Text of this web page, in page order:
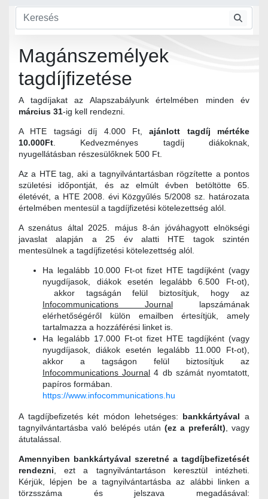
Magánszemélyek
tagdíjfizetése
A tagdíjakat az Alapszabályunk értelmében minden év
március 31-ig kell rendezni.
A HTE tagsági díj 4.000 Ft,ajánlott tagdíj mértéke
10.000Ft. Kedvezményes tagdíj diákoknak,
nyugellátásban részesülőknek 500 Ft.
Az a HTE tag, aki a tagnyilvántartásban rögzítette a pontos
születési időpontját, és az elmúlt évben betöltötte 65.
életévét, a HTE 2008. évi Közgyűlés 5/2008 sz. határozata
értelmében mentesül a tagdíjfizetési kötelezettség alól.
A szenátus által 2025. május 8-án jóváhagyott elnökségi
javaslat alapján a 25 év alatti HTE tagok szintén
mentesülnek a tagdíjfizetési kötelezettség alól.
Ha legalább 10.000 Ft-ot fizet HTE tagdíjként (vagy
nyugdíjasok, diákok esetén legalább 6.500 Ft-ot),
akkor tagságán felül biztosítjuk, hogy az
Infocommunications Journal lapszámának
elérhetőségéről külön emailben értesítjük, amely
tartalmazza a hozzáférési linket is.
Ha legalább 17.000 Ft-ot fizet HTE tagdíjként (vagy
nyugdíjasok, diákok esetén legalább 11.000 Ft-ot),
akkor a tagságon felül biztosítjuk az
Infocommunications Journal 4 db számát nyomtatott,
papíros formában.
https://www.infocommunications.hu
A tagdíjbefizetés két módon lehetséges: bankkártyával a
tagnyilvántartásba való belépés után (ez a preferált), vagy
átutalással.
Amennyiben bankkártyával szeretné a tagdíjbefizetését
rendezni, ezt a tagnyilvántartáson keresztül intézheti.
Kérjük, lépjen be a tagnyilvántartásba az alábbi linken a
törzsszáma és jelszava megadásával: